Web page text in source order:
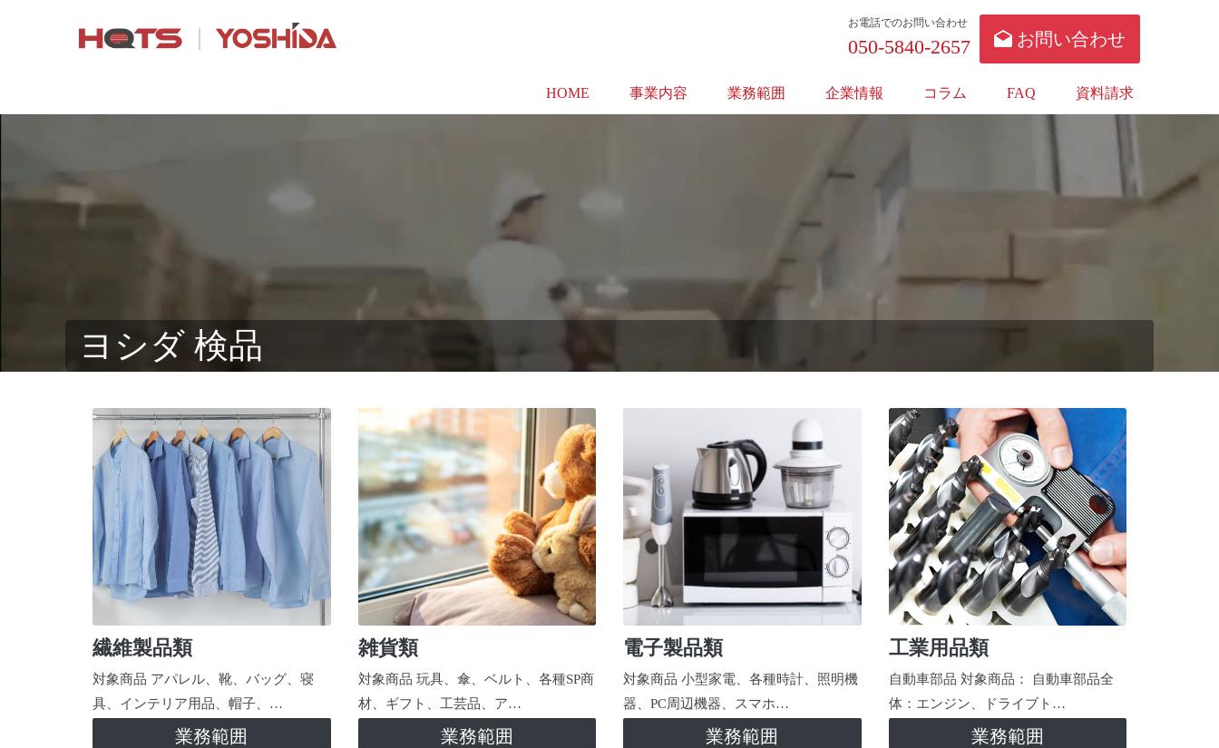
お電話でのお問い合わせ
050-5840-2657 お問い合わせ
HOME 事業内容 業務範囲 企業情報 コラム FAQ 資料請求
ヨシダ 検品
繊維製品類
対象商品 アパレル、靴、バッグ、寝
具、インテリア用品、帽子、…
業務範囲
雑貨類
対象商品 玩具、傘、ベルト、各種SP商
材、ギフト、工芸品、ア…
業務範囲
電子製品類
対象商品 小型家電、各種時計、照明機
器、PC周辺機器、スマホ…
業務範囲
工業用品類
自動車部品 対象商品： 自動車部品全
体：エンジン、ドライブト…
業務範囲